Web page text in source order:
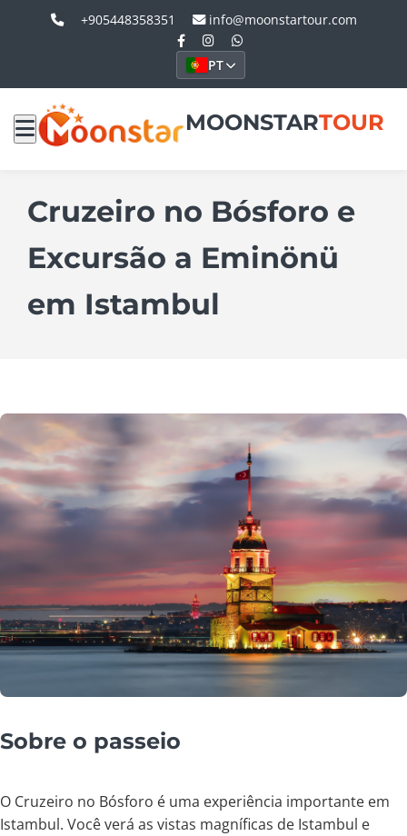
+905448358351 info@moonstartour.com
PT
MOONSTARTOUR
Cruzeiro no Bósforo e
Excursão a Eminönü
em Istambul
Sobre o passeio
O Cruzeiro no Bósforo é uma experiência importante em
Istambul. Você verá as vistas magníficas de Istambul e